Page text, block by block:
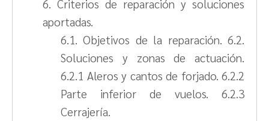
6. Criterios de reparación y soluciones
aportadas.
6.1. Objetivos de la reparación. 6.2.
Soluciones y zonas de actuación.
6.2.1 Aleros y cantos de forjado. 6.2.2
Parte inferior de vuelos. 6.2.3
Cerrajería.